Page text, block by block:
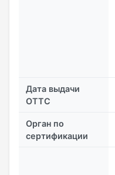
Дата выдачи
ОТТС
Орган по
сертификации